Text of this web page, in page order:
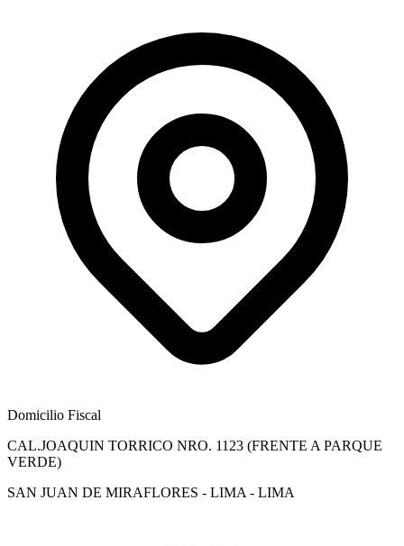
Domicilio Fiscal
CAL.JOAQUIN TORRICO NRO. 1123 (FRENTE A PARQUE
VERDE)
SAN JUAN DE MIRAFLORES - LIMA - LIMA